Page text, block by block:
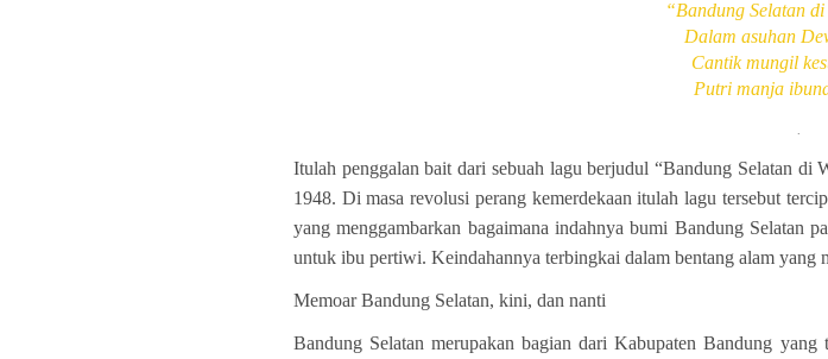
“Bandung Selatan
Dalam asuhan
Cantik mungil
Putri manja
.
Itulah penggalan bait dari sebuah lagu berjudul “Bandung Selatan
1948. Di masa revolusi perang kemerdekaan itulah lagu tersebut
yang menggambarkan bagaimana indahnya bumi Bandung Selatan
untuk ibu pertiwi. Keindahannya terbingkai dalam bentang alam yang
Memoar Bandung Selatan, kini, dan nanti
Bandung Selatan merupakan bagian dari Kabupaten Bandung yang